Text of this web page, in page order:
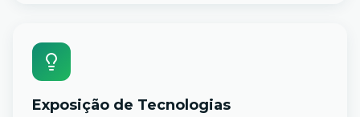
Exposição de Tecnologias